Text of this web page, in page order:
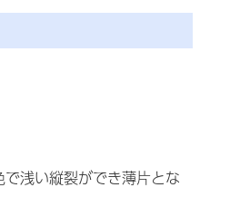
浅い縦裂ができ薄片とな